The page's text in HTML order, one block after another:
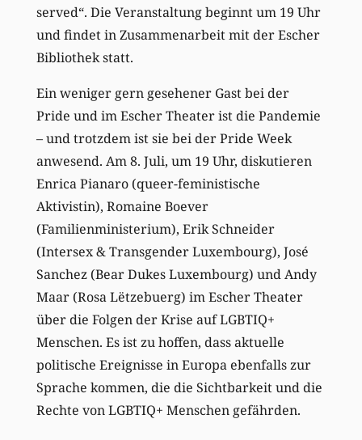
served“. Die Veranstaltung beginnt um 19 Uhr
und findet in Zusammenarbeit mit der Escher
Bibliothek statt.
Ein weniger gern gesehener Gast bei der
Pride und im Escher Theater ist die Pandemie
– und trotzdem ist sie bei der Pride Week
anwesend. Am 8. Juli, um 19 Uhr, diskutieren
Enrica Pianaro (queer-feministische
Aktivistin), Romaine Boever
(Familienministerium), Erik Schneider
(Intersex & Transgender Luxembourg), José
Sanchez (Bear Dukes Luxembourg) und Andy
Maar (Rosa Lëtzebuerg) im Escher Theater
über die Folgen der Krise aufLGBTIQ+
Menschen. Es ist zu hoffen, dass aktuelle
politische Ereignisse in Europa ebenfalls zur
Sprache kommen, die die Sichtbarkeit und die
Rechte von LGBTIQ+ Menschen gefährden.